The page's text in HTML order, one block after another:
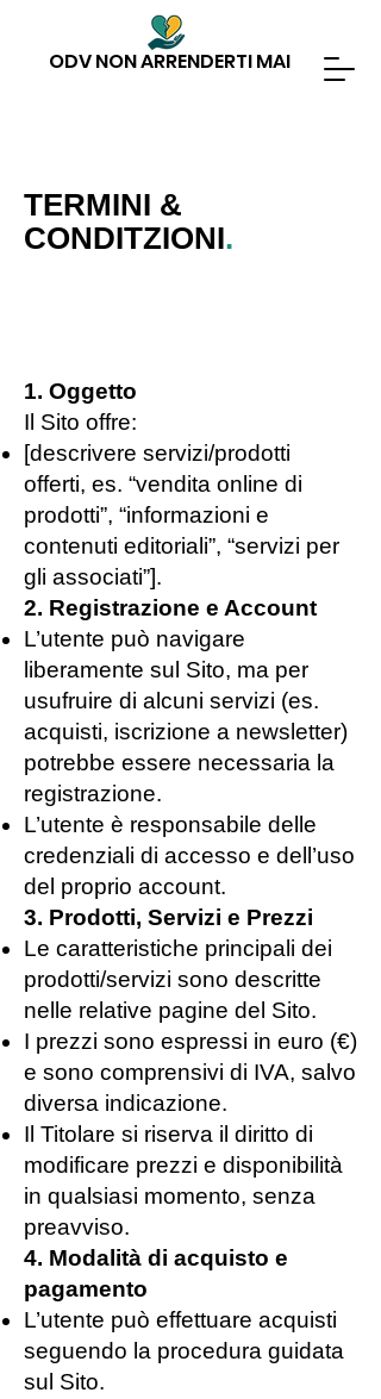
ODV NON ARRENDERTI MAI
TERMINI &
CONDITZIONI.
1. Oggetto
Il Sito offre:
[descrivere servizi/prodotti
offerti, es. “vendita online di
prodotti”, “informazioni e
contenuti editoriali”, “servizi per
gli associati”].
2. Registrazione e Account
L’utente può navigare
liberamente sul Sito, ma per
usufruire di alcuni servizi (es.
acquisti, iscrizione a newsletter)
potrebbe essere necessaria la
registrazione.
L’utente è responsabile delle
credenziali di accesso e dell’uso
del proprio account.
3. Prodotti, Servizi e Prezzi
Le caratteristiche principali dei
prodotti/servizi sono descritte
nelle relative pagine del Sito.
I prezzi sono espressi in euro (€)
e sono comprensivi di IVA, salvo
diversa indicazione.
Il Titolare si riserva il diritto di
modificare prezzi e disponibilità
in qualsiasi momento, senza
preavviso.
4. Modalità di acquisto e
pagamento
L’utente può effettuare acquisti
seguendo la procedura guidata
sul Sito.